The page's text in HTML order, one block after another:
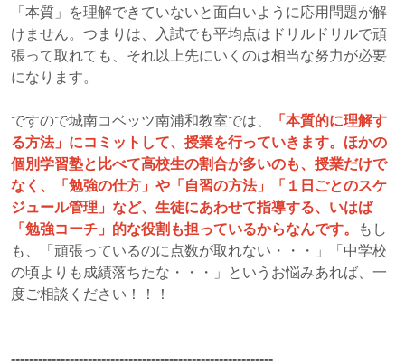
「本質」を理解できていないと面白いように応用問題が解
けません。つまりは、入試でも平均点はドリルドリルで頑
張って取れても、それ以上先にいくのは相当な努力が必要
になります。
ですので城南コベッツ南浦和教室では、
「本質的に理解す
る方法」にコミットして、授業を行っていきます。ほかの
個別学習塾と比べて高校生の割合が多いのも、授業だけで
なく、「勉強の仕方」や「自習の方法」「１日ごとのスケ
ジュール管理」など、生徒にあわせて指導する、いはば
「勉強コーチ」的な役割も担っているからなんです。
もし
も、「頑張っているのに点数が取れない・・・」「中学校
の頃よりも成績落ちたな・・・」というお悩みあれば、一
度ご相談ください！！！
----------------------------------------------------------